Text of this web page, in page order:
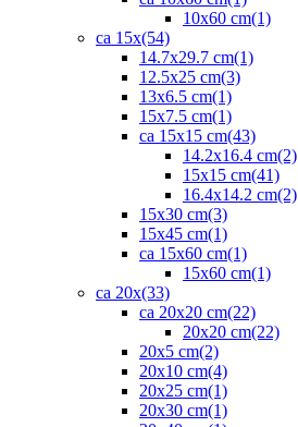
10x60 cm(1)
ca 15x(54)
14.7x29.7 cm(1)
12.5x25 cm(3)
13x6.5 cm(1)
15x7.5 cm(1)
ca 15x15 cm(43)
14.2x16.4 cm(2)
15x15 cm(41)
16.4x14.2 cm(2)
15x30 cm(3)
15x45 cm(1)
ca 15x60 cm(1)
15x60 cm(1)
ca 20x(33)
ca 20x20 cm(22)
20x20 cm(22)
20x5 cm(2)
20x10 cm(4)
20x25 cm(1)
20x30 cm(1)